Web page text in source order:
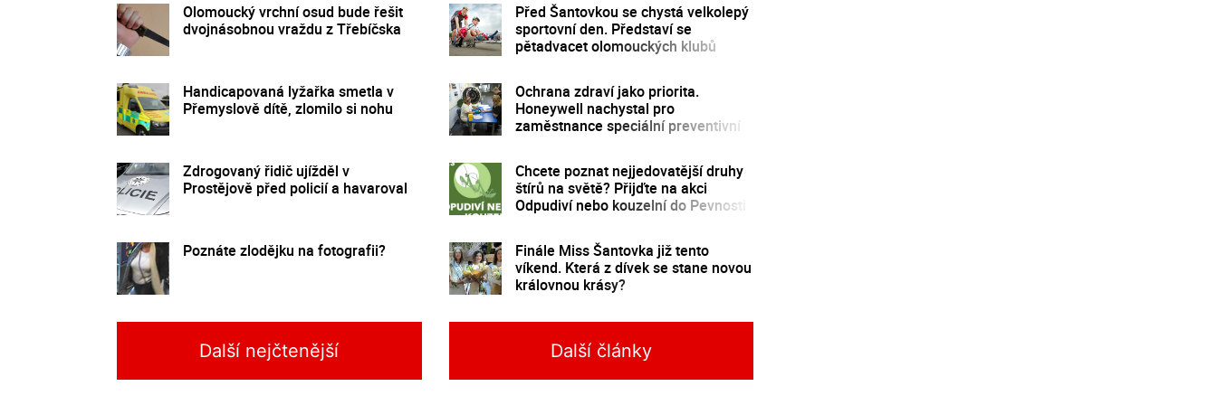
Olomoucký vrchní osud bude řešit
dvojnásobnou vraždu z Třebíčska
Handicapovaná lyžařka smetla v
Přemyslově dítě, zlomilo si nohu
Zdrogovaný řidič ujížděl v
Prostějově před policií a havaroval
Poznáte zlodějku na fotografii?
Před Šantovkou se chystá velkolepý
sportovní den. Představí se
pětadvacet olomouckých klubů
Ochrana zdraví jako priorita.
Honeywell nachystal pro
zaměstnance speciální preventivní
Chcete poznat nejjedovatější druhy
štírů na světě? Přijďte na akci
Odpudiví nebo kouzelní do Pevnosti
Finále Miss Šantovka již tento
víkend. Která z dívek se stane novou
královnou krásy?
Další nejčtenější Další články